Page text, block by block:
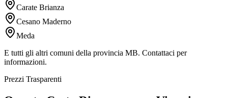
Carate Brianza
Cesano Maderno
Meda
E tutti gli altri comuni della provincia MB. Contattaci per
informazioni.
Prezzi Trasparenti